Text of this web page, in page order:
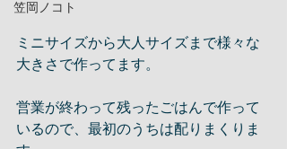
笠岡ノコト
ミニサイズから大人サイズまで様々な
大きさで作ってます。
営業が終わって残ったごはんで作って
いるので、最初のうちは配りまくりま